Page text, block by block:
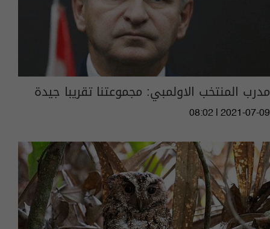
مدرب المنتخب الاولمبي: مجموعتنا تقريبا جيدة
08:02 | 2021-07-09